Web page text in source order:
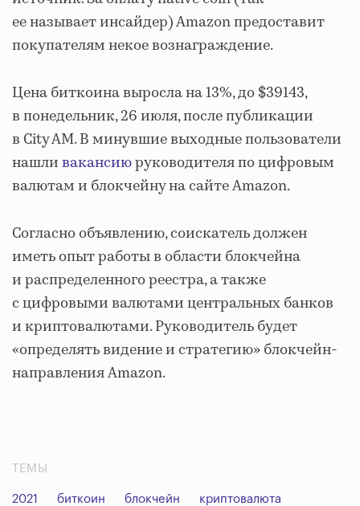
ее называет инсайдер) Amazon предоставит
покупателям некое вознаграждение.
Цена биткоина выросла на 13%, до $39143,
в понедельник, 26 июля, после публикации
в City AM. В минувшие выходные пользователи
нашливакансиюруководителя по цифровым
валютам и блокчейну на сайте Amazon.
Согласно объявлению, соискатель должен
иметь опыт работы в области блокчейна
и распределенного реестра, а также
с цифровыми валютами центральных банков
и криптовалютами. Руководитель будет
«определять видение и стратегию» блокчейн-
направления Amazon.
ТЕМЫ
2021 биткоин блокчейн криптовалюта